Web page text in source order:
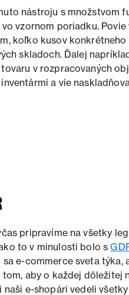
nástroju s množstvom
vzornom poriadku. Povie
koľko kusov
skladoch. Ďalej
v rozpracovaných
a vie
pripravíme na všetky
to v minulosti bolo s
e-commerce sveta týka,
tom, aby o každej dôležitej
naši e-shopári vedeli